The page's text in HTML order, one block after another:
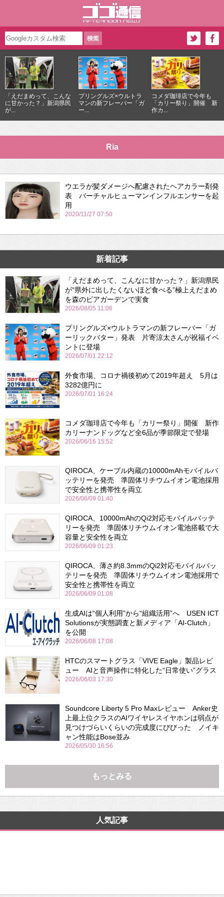
「えだまめって、こんな
に甘かった？」新潟県民
が...
プリングルズ×ウルトラ
マンの新フレーバー「ガ
ー...
コメダ珈琲店で今年も
「カリー祭り」開催 新
作カ...
Ria
ウエラが髪ダメージへ配慮されたヘアカラー剤発
表 バーチャルヒューマンインフルエンサーを起
用
2020/11/27 07:50
新着記事
「えだまめって、こんなに甘かった？」新潟県民
が“県外に出したくないほど食べる”極上えだまめ
を森のビアガーデンで実食
2026/08/05 11:06
プリングルズ×ウルトラマンの新フレーバー「ガ
ーリックバター」発表 片寄涼太さんが祝福イベ
ントに登場
2026/07/01 22:12
外食市場、コロナ禍後初めて2019年超え 5月は
3282億円に
2026/07/01 16:24
コメダ珈琲店で今年も「カリー祭り」開催 新作
カリーナンドッグなど全6品が季節限定で登場
2026/06/16 15:52
QIROCA、ケーブル内蔵の10000mAhモバイルバ
ッテリーを発売 準固体リチウムイオン電池採用
で安全性と携帯性を両立
2026/06/09 01:40
QIROCA、10000mAhのQi2対応モバイルバッテ
リーを発売 準固体リチウムイオン電池搭載で大
容量と安全性を両立
2026/06/09 01:23
QIROCA、薄さ約8.3mmのQi2対応モバイルバッ
テリーを発売 準固体リチウムイオン電池採用で
安全性と携帯性を両立
2026/06/09 01:08
生成AIは“個人利用”から“組織活用”へ USEN ICT
Solutionsが実態調査と新メディア「AI-Clutch」
を公開
2026/06/08 17:08
HTCのスマートグラス「VIVE Eagle」製品レビ
ュー AIと音声操作に特化した“日常使い”グラス
2026/06/03 17:30
Soundcore Liberty 5 Pro Maxレビュー Anker史
上最上位クラスのAIワイヤレスイヤホンは弱点が
見つけづらいくらいの完成度にびびった ノイキ
ャン性能はBose並み
2026/05/30 16:56
もっとみる
人気記事